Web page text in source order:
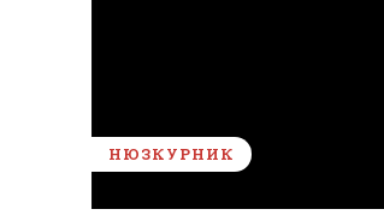
НЮЗКУРНИК